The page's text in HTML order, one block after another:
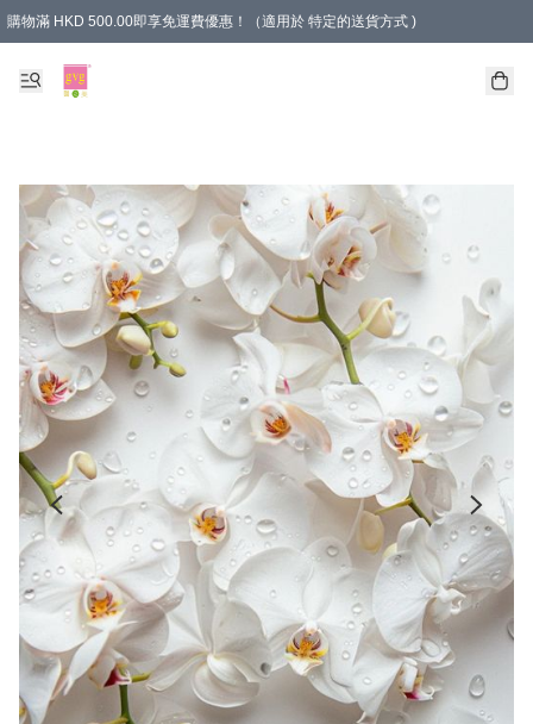
購物滿 HKD 500.00即享免運費優惠！（適用於 特定的送貨方式 )